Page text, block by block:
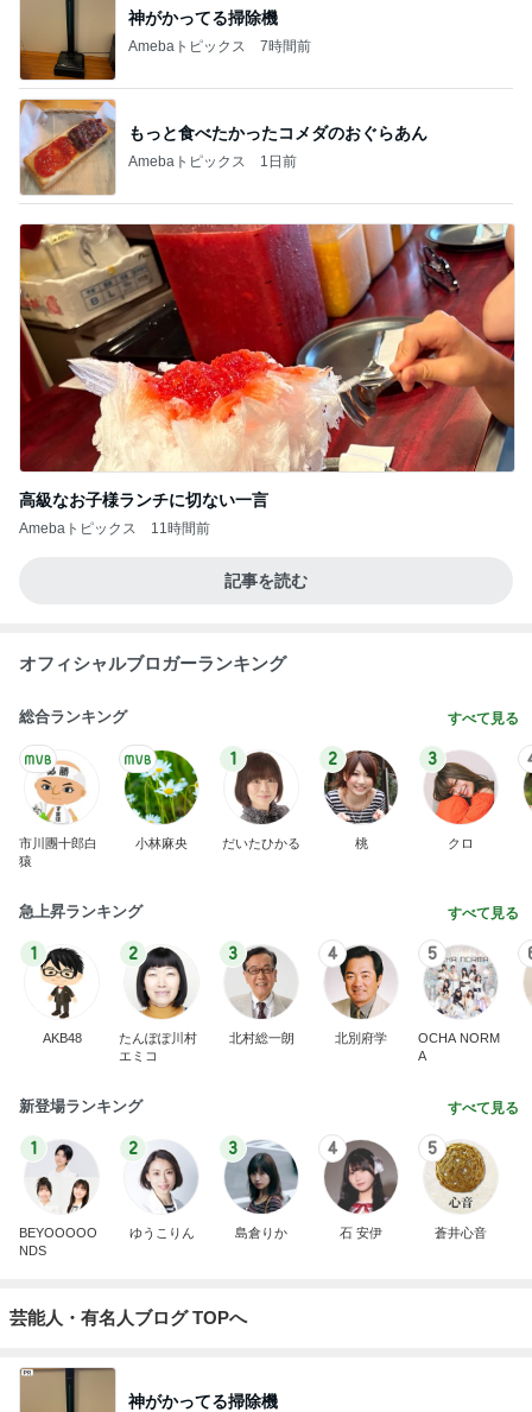
神がかってる掃除機
Amebaトピックス 7時間前
もっと食べたかったコメダのおぐらあん
Amebaトピックス 1日前
高級なお子様ランチに切ない一言
Amebaトピックス 11時間前
記事を読む
オフィシャルブロガーランキング
総合ランキング すべて見る
市川團十郎白
猿
小林麻央
1
だいたひかる
2
桃
3
クロ
急上昇ランキング すべて見る
1
AKB48
2
たんぽぽ川村
エミコ
3
北村総一朗
4
北別府学
5
OCHA NORM
A
新登場ランキング すべて見る
1
BEYOOOOO
NDS
2
ゆうこりん
3
島倉りか
4
石 安伊
5
蒼井心音
芸能人・有名人ブログ TOPへ
神がかってる掃除機